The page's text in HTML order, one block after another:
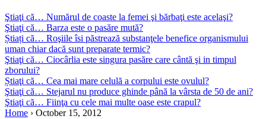
Ştiaţi că… Numărul de coaste la femei şi bărbaţi este acelaşi?
Ştiaţi că… Barza este o pasăre mută?
Știați că… Roşiile îsi păstrează substanţele benefice organismului
uman chiar dacă sunt preparate termic?
Ştiaţi că… Ciocârlia este singura pasăre care cântă şi in timpul
zborului?
Știaţi că… Cea mai mare celulă a corpului este ovulul?
Ştiaţi că… Stejarul nu produce ghinde până la vârsta de 50 de ani?
Ştiaţi că… Fiinţa cu cele mai multe oase este crapul?
Home › October 15, 2012